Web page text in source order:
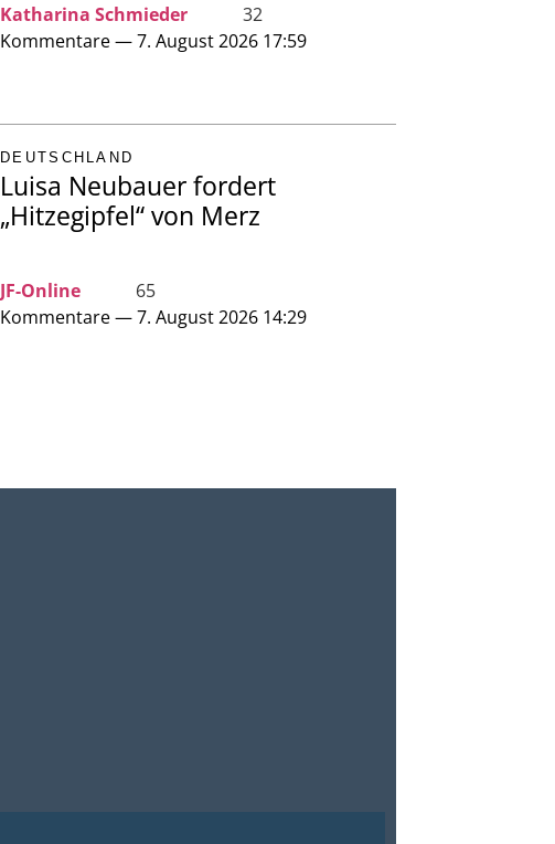
Katharina Schmieder
32
Kommentare — 7. August 2026 17:59
DEUTSCHLAND
Luisa Neubauer fordert
„Hitzegipfel“ von Merz
JF-Online
65
Kommentare — 7. August 2026 14:29